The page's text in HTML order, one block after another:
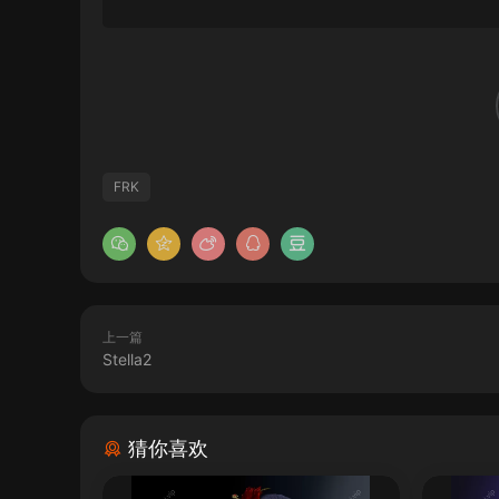
FRK
上一篇
Stella2
猜你喜欢